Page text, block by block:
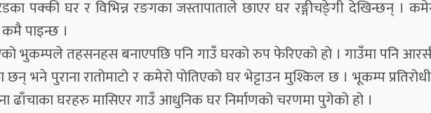
पक्की घर र विभिन्न रङगका जस्तापाताले छाएर घर रङ्गीचङे्गी देखिन्छन् ।
कमै पाइन्छ ।
भुकम्पले तहसनहस बनाएपछि पनि गाउँ घरको रुप फेरिएको हो । गाउँमा पनि
भने पुराना रातोमाटो र कमेरो पोतिएको घर भेट्टाउन मुश्किल छ । भूकम्प
ढाँचाका घरहरु मासिएर गाउँ आधुनिक घर निर्माणको चरणमा पुगेको हो ।